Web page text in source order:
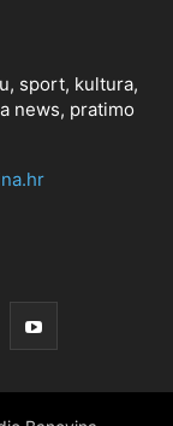
sport, kultura,
news, pratimo